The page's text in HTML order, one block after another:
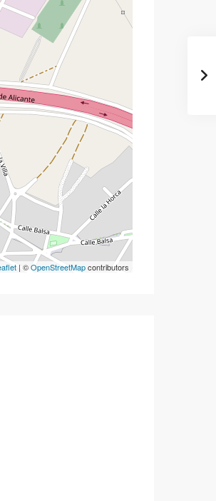
| ©OpenStreetMapcontributors